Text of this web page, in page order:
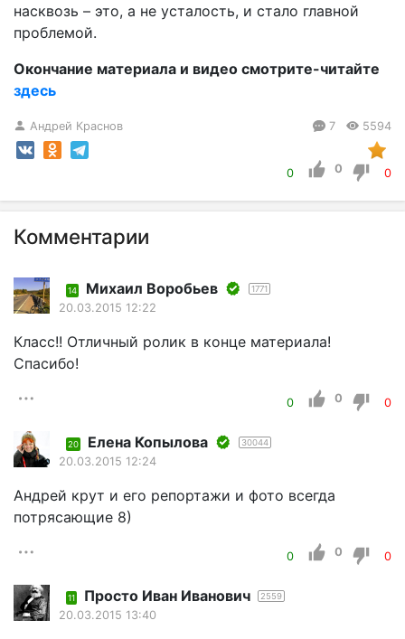
насквозь – это, а не усталость, и стало главной
проблемой.
Окончание материала и видео смотрите-читайте
здесь
Андрей Краснов 7 5594
0 0 0
Комментарии
14 Mихаил Воробьев 1771
20.03.2015 12:22
Класс!! Отличный ролик в конце материала!
Спасибо!
0 0 0
20 Елена Копылова 30044
20.03.2015 12:24
Андрей крут и его репортажи и фото всегда
потрясающие 8)
0 0 0
11 Просто Иван Иванович 2559
20.03.2015 13:40